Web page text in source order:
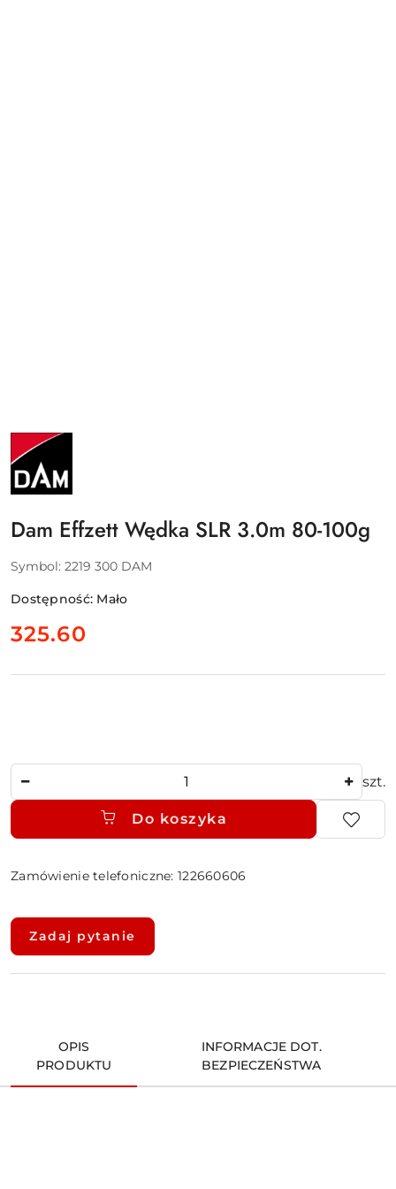
NAZWA
PRODUCENTA:
DAM
SVENDSEN
SPORT
Dam Effzett Wędka SLR 3.0m 80-100g
Symbol: 2219 300 DAM
Dostępność: Mało
cena:
325.60
szt.
Do koszyka
Zamówienie telefoniczne: 122660606
Dostępność
dostawa
Zadaj pytanie
OPIS
PRODUKTU
INFORMACJE DOT.
BEZPIECZEŃSTWA